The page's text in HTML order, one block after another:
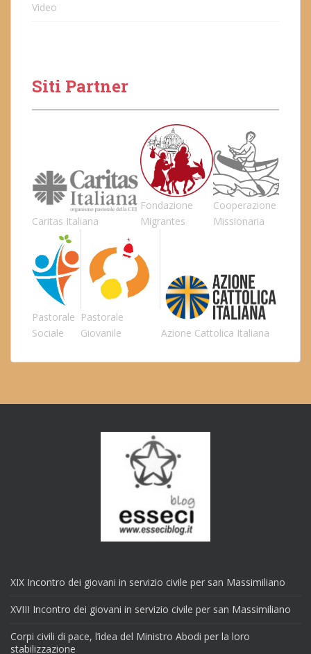
Video
Siti Partner
Caritas Italiana
Fondazione
Migrantes
Cooperazione
Missionaria
Pastorale
Sociale
Pastorale
Giovanile
Azione Cattolica Italiana
XIX Incontro dei giovani in servizio civile per san Massimiliano
XVIII Incontro dei giovani in servizio civile per san Massimiliano
Corpi civili di pace, l’idea del Ministro Abodi per la loro
stabilizzazione